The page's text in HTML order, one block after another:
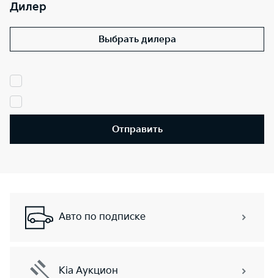
Дилер
Выбрать дилера
Отправить
Авто по подписке
Kia Аукцион